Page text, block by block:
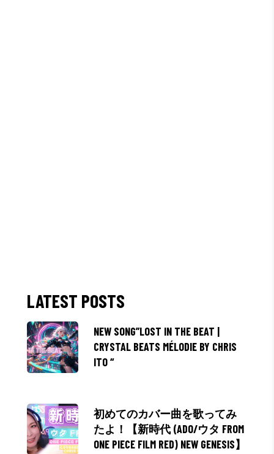
LATEST POSTS
NEW SONG”LOST IN THE BEAT |
CRYSTAL BEATS MÉLODIE BY CHRIS
ITO “
初めてのカバー曲を歌ってみ
たよ！【新時代 (ADO/ウタ FROM
ONE PIECE FILM RED) NEW GENESIS】